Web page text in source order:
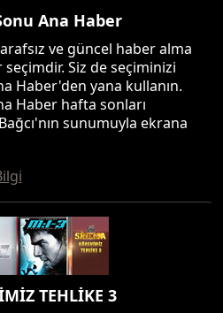
Ana Haber
ve güncel haber alma
Siz de seçiminizi
Haber'den yana kullanın.
Haber hafta sonları
sunumuyla ekrana
TEHLİKE 3